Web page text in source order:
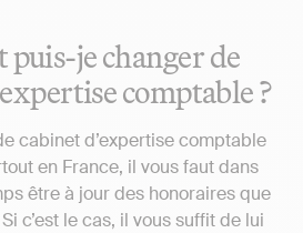
je changer de
comptable ?
cabinet d’expertise comptable
en France, il vous faut dans
être à jour des honoraires que
c’est le cas, il vous suffit de lui